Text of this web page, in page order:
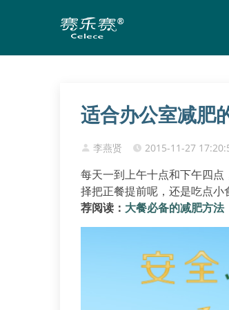
适合办公室减肥
李燕贤 2015-11-27
每天一到上午十点和下午四
择把正餐提前呢，还是吃点
荐阅读： 大餐必备的减肥方法